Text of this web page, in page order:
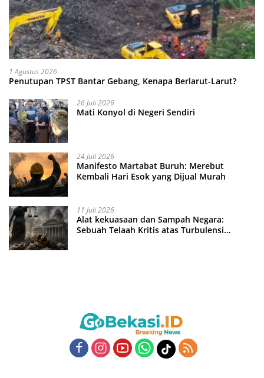
1 Agustus 2026
Penutupan TPST Bantar Gebang, Kenapa Berlarut-Larut?
26 Juli 2026
Mati Konyol di Negeri Sendiri
24 Juli 2026
Manifesto Martabat Buruh: Merebut
Kembali Hari Esok yang Dijual Murah
11 Juli 2026
Alat kekuasaan dan Sampah Negara:
Sebuah Telaah Kritis atas Turbulensi